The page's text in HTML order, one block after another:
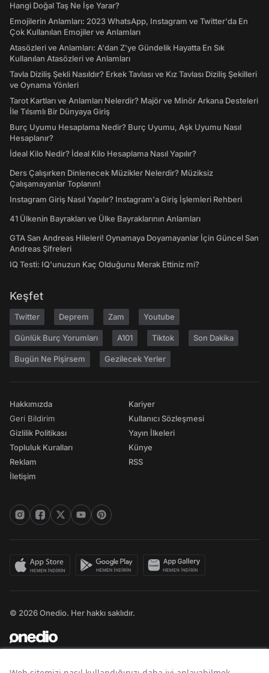
Hangi Doğal Taş Ne İşe Yarar?
Emojilerin Anlamları: 2023 WhatsApp, Instagram ve Twitter'da En
Çok Kullanılan Emojiler ve Anlamları
Atasözleri ve Anlamları: A'dan Z'ye Gündelik Hayatta En Sık
Kullanılan Atasözleri ve Anlamları
Tavla Diziliş Şekli Nasıldır? Erkek Tavlası ve Kız Tavlası Diziliş Şekilleri
ve Oynama Yönleri
Tarot Kartları ve Anlamları Nelerdir? Majör ve Minör Arkana Desteleri
İle Tılsımlı Bir Dünyaya Giriş
Burç Uyumu Hesaplama Nedir? Burç Uyumu, Aşk Uyumu Nasıl
Hesaplanır?
İdeal Kilo Nedir? İdeal Kilo Hesaplama Nasıl Yapılır?
Ders Çalışırken Dinlenecek Müzikler Nelerdir? Müziksiz
Çalışamayanlar Toplanın!
Instagram Giriş Nasıl Yapılır? Instagram'a Giriş İşlemleri Rehberi
41 Ülkenin Bayrakları ve Ülke Bayraklarının Anlamları
GTA San Andreas Hileleri! Oynamaya Doyamayanlar İçin Güncel San
Andreas Şifreleri
IQ Testi: IQ'unuzun Kaç Olduğunu Merak Ettiniz mi?
Keşfet
Twitter Deprem Zam Youtube
Günlük Burç Yorumları A101 Tiktok Son Dakika
Bugün Ne Pişirsem Gezilecek Yerler
Hakkımızda
Geri Bildirim
Gizlilik Politikası
Topluluk Kuralları
Reklam
İletişim
Kariyer
Kullanıcı Sözleşmesi
Yayın İlkeleri
Künye
RSS
© 2026 Onedio. Her hakkı saklıdır.